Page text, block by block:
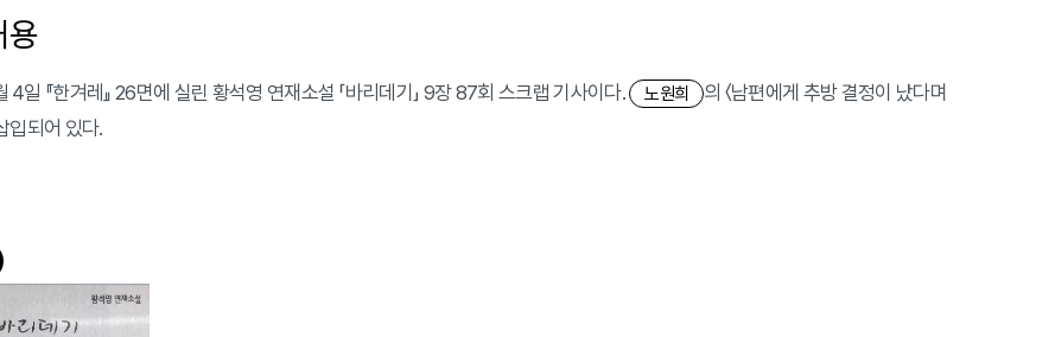
용
일 『한겨레』 26면에 실린 황석영 연재소설 「바리데기」 9장 87회 스크랩 기사이다. 노원희
의 〈남편에게 추방 결정이 났다며
삽입되어 있다.